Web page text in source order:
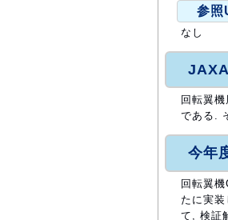
参照
なし
回転翼
である.
今年
回転翼
たに実
て, 検証